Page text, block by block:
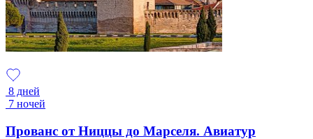
8 дней
7 ночей
Прованс от Ниццы до Марселя. Авиатур